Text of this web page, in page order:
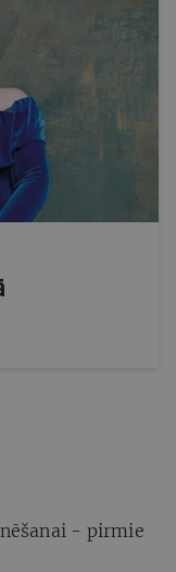
- pirmie